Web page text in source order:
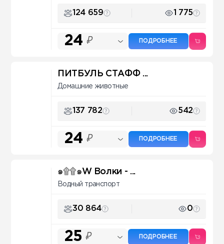
124 659 1 775
24 ₽ ПОДРОБНЕЕ
ПИТБУЛЬ СТАФФ ...
Домашние животные
137 782 542
24 ₽ ПОДРОБНЕЕ
๑۩۩๑W Волки - ...
Водный транспорт
30 864 0
25 ₽ ПОДРОБНЕЕ